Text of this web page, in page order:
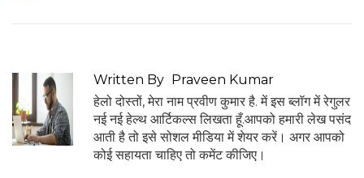
Written By
Praveen Kumar
हेलो दोस्तों, मेरा नाम प्रवीण कुमार है. में इस ब्लॉग में रेगुलर
नई नई हेल्थ आर्टिकल्स लिखता हूँ.आपको हमारी लेख पसंद
आती है तो इसे सोशल मीडिया में शेयर करें। अगर आपको
कोई सहायता चाहिए तो कमेंट कीजिए।